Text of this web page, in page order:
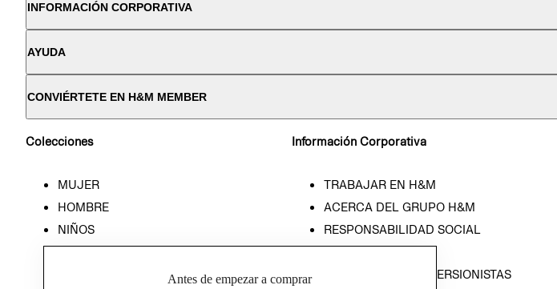
INFORMACIÓN CORPORATIVA
AYUDA
CONVIÉRTETE EN H&M MEMBER
Colecciones
MUJER
HOMBRE
NIÑOS
Información Corporativa
TRABAJAR EN H&M
ACERCA DEL GRUPO H&M
RESPONSABILIDAD SOCIAL
RELACIÓN CON INVERSIONISTAS
Antes de empezar a comprar